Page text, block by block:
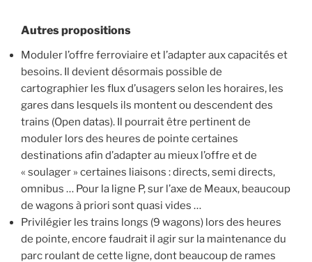
Autres propositions
Moduler l’offre ferroviaire et l’adapter aux capacités et
besoins. Il devient désormais possible de
cartographier les flux d’usagers selon les horaires, les
gares dans lesquels ils montent ou descendent des
trains (Open datas). Il pourrait être pertinent de
moduler lors des heures de pointe certaines
destinations afin d’adapter au mieux l’offre et de
« soulager » certaines liaisons : directs, semi directs,
omnibus … Pour la ligne P, sur l’axe de Meaux, beaucoup
de wagons à priori sont quasi vides …
Privilégier les trains longs (9 wagons) lors des heures
de pointe, encore faudrait il agir sur la maintenance du
parc roulant de cette ligne, dont beaucoup de rames